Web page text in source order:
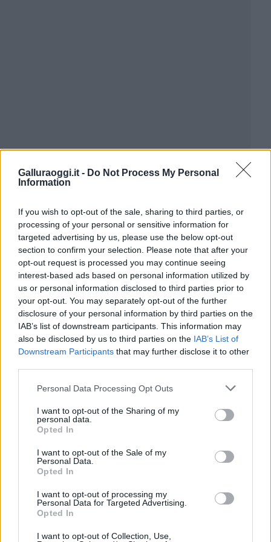
Galluraoggi.it - Do Not Process My Personal
Information
If you wish to opt-out of the sale, sharing to third parties, or
processing of your personal or sensitive information for
targeted advertising by us, please use the below opt-out
section to confirm your selection. Please note that after your
opt-out request is processed you may continue seeing
interest-based ads based on personal information utilized by
us or personal information disclosed to third parties prior to
your opt-out. You may separately opt-out of the further
disclosure of your personal information by third parties on the
IAB’s list of downstream participants. This information may
also be disclosed by us to third parties on the IAB’s List of
Downstream Participants that may further disclose it to other
Please note that this website/app uses one or more Google
not limited to your visit or usage behaviour. You may click to
grant or deny consent to Google and its third-party tags to
use your data for below specified purposes in below Google
consent section.
Personal Data Processing Opt Outs
I want to opt-out of the Sharing of my
personal data.
Opted In
I want to opt-out of the Sale of my
Personal Data.
Opted In
I want to opt-out of processing my
Personal Data for Targeted Advertising.
Opted In
I want to opt-out of Collection, Use,